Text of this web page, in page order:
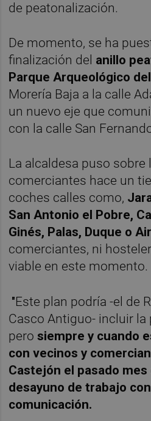
de peatonalización.
De momento, se ha
finalización del anillo
Parque Arqueológico
Morería Baja a la calle
un nuevo eje que
con la calle San
La alcaldesa puso sobre
comerciantes hace un
coches calles como,
San Antonio el Pobre,
Ginés, Palas, Duque o
comerciantes, ni
viable en este momento.
"Este plan podría -el de
Casco Antiguo- incluir la
pero siempre y cuando
con vecinos y
Castejón el pasado
desayuno de trabajo
comunicación.